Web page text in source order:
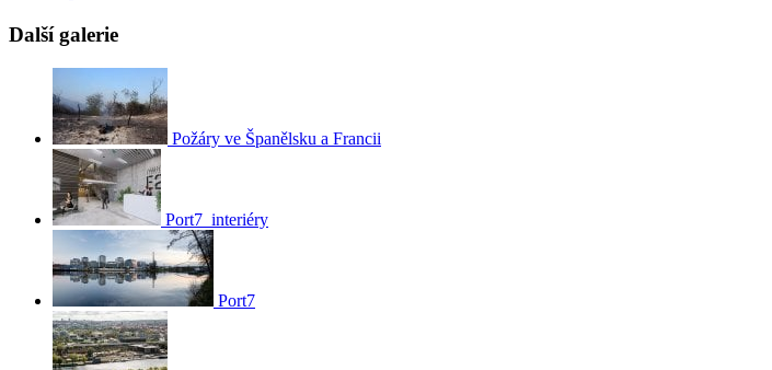
Další galerie
Požáry ve Španělsku a Francii
Port7_interiéry
Port7